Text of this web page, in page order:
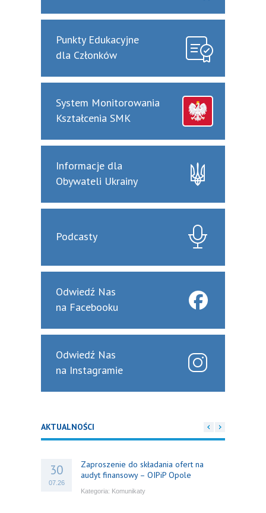
Punkty Edukacyjne
dla Członków
System Monitorowania
Kształcenia SMK
Informacje dla
Obywateli Ukrainy
Podcasty
Odwiedź Nas
na Facebooku
Odwiedź Nas
na Instagramie
AKTUALNOŚCI
30
07.26
Zaproszenie do składania ofert na
audyt finansowy – OIPiP Opole
Kategoria: Komunikaty